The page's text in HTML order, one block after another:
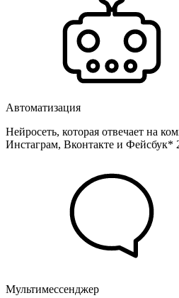
Автоматизация
Нейросеть, которая отвечает на
Инстаграм, Вконтакте и Фейсбук*
Мультимессенджер